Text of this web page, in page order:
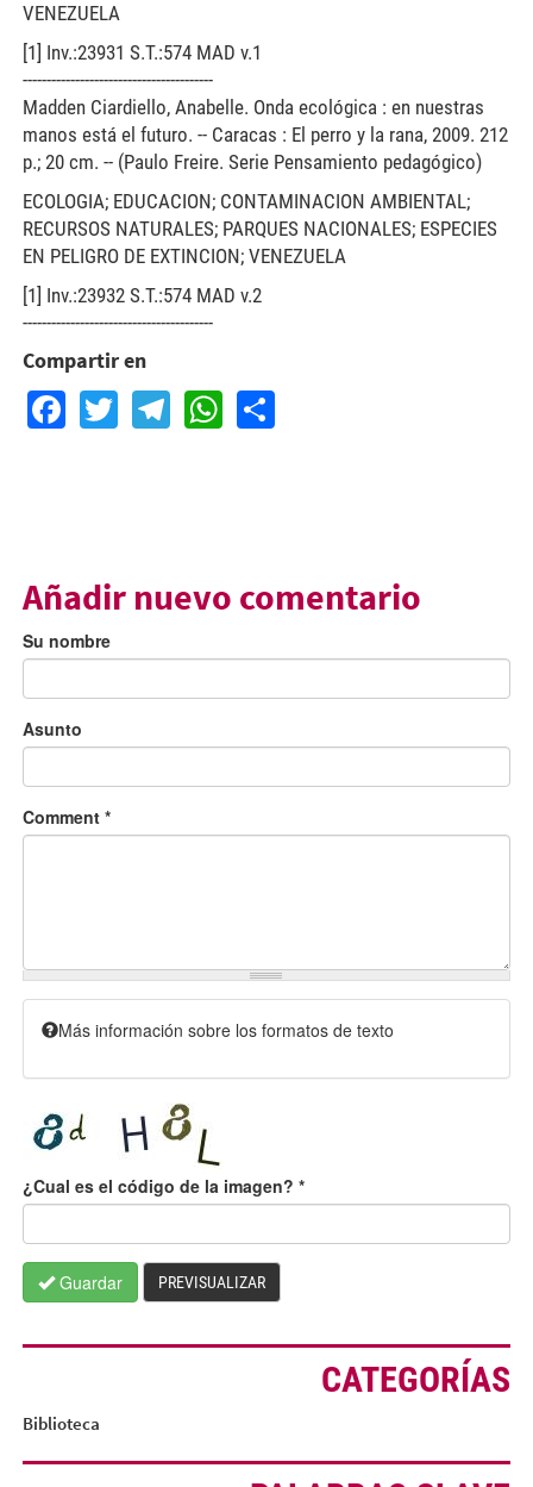
VENEZUELA
[1] Inv.:23931 S.T.:574 MAD v.1
----------------------------------------
Madden Ciardiello, Anabelle. Onda ecológica : en nuestras
manos está el futuro. -- Caracas : El perro y la rana, 2009. 212
p.; 20 cm. -- (Paulo Freire. Serie Pensamiento pedagógico)
ECOLOGIA; EDUCACION; CONTAMINACION AMBIENTAL;
RECURSOS NATURALES; PARQUES NACIONALES; ESPECIES
EN PELIGRO DE EXTINCION; VENEZUELA
[1] Inv.:23932 S.T.:574 MAD v.2
----------------------------------------
Compartir en
Facebook
TwitterTelegram
WhatsApp
Share
Añadir nuevo comentario
Su nombre
Asunto
Comment *
Más información sobre los formatos de texto
¿Cual es el código de la imagen? *
Guardar PREVISUALIZAR
CATEGORÍAS
Biblioteca